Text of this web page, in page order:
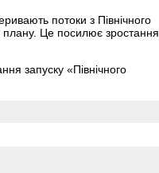
потоки з Північного
Це посилює зростання
запуску «Північного